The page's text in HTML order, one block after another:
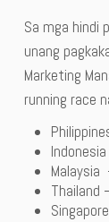
Sa mga hindi
unang
Marketing
running race
Thailand